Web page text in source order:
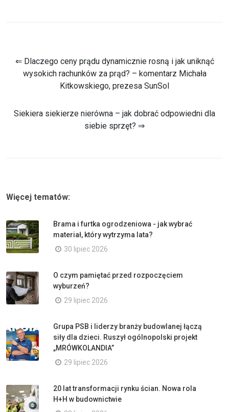
⇐ Dlaczego ceny prądu dynamicznie rosną i jak uniknąć
wysokich rachunków za prąd? – komentarz Michała
Kitkowskiego, prezesa SunSol
Siekiera siekierze nierówna – jak dobrać odpowiedni dla
siebie sprzęt? ⇒
Więcej tematów:
Brama i furtka ogrodzeniowa - jak wybrać
materiał, który wytrzyma lata?
30 lipiec 2026
O czym pamiętać przed rozpoczęciem
wyburzeń?
29 lipiec 2026
Grupa PSB i liderzy branży budowlanej łączą
siły dla dzieci. Ruszył ogólnopolski projekt
„MRÓWKOLANDIA”
29 lipiec 2026
20 lat transformacji rynku ścian. Nowa rola
H+H w budownictwie